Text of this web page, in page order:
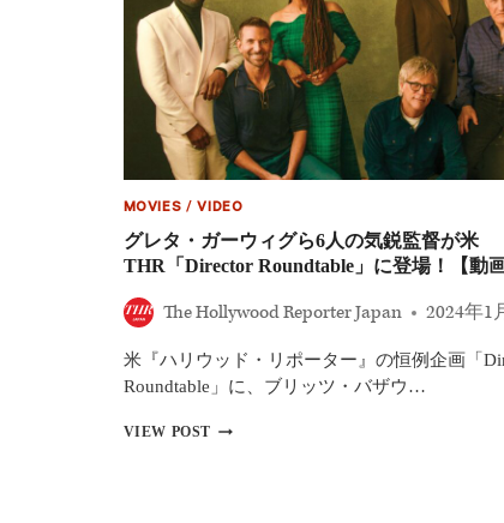
界
最
大
の
夜
を
徹
底
解
説
ド
監
督
へ
の
ア
カ
デ
ー
の
対
応
批
す
る
開
MOVIES /VIDEO
グレタ・ガーウィグら6人の気鋭監督が米
THR「Director Roundtable」に登場！【動画
The Hollywood Reporter Japan 2024年1
米『ハリウッド・リポーター』の恒例企画「
Roundtable」に、ブリッツ・バザウ…
VIEW POSTグ